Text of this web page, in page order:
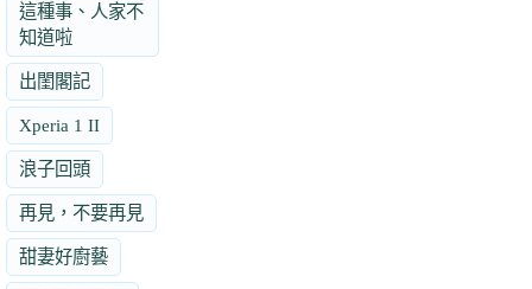
這種事、人家不
知道啦
出閨閣記
Xperia 1 II
浪子回頭
再見，不要再見
甜妻好廚藝